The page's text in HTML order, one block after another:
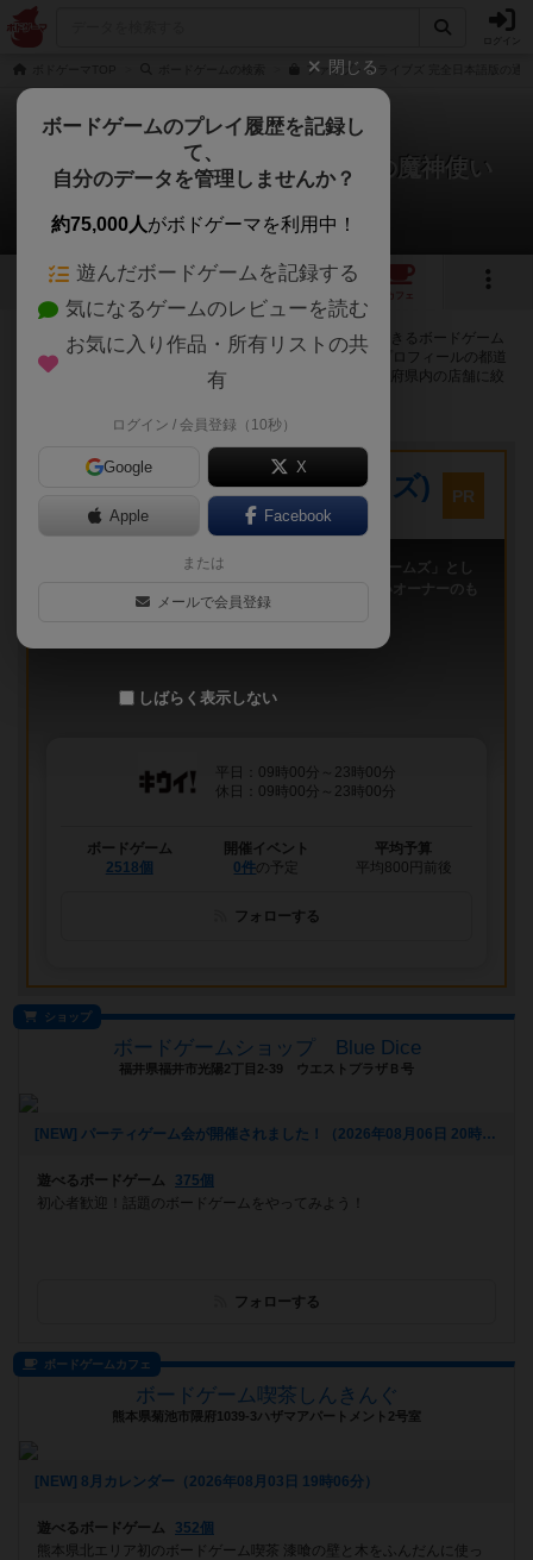
ファイブ・トライブズ 完全日本語版の通
ファイブ・トライブス：ナカラの魔神使い
56店のカフェ/スペースが提供中
5 11
カフェ
ファイブ・トライブス：ナカラの魔神使いで遊ぶことができるボードゲーム
カフェ・プレイスペースが56店登録されています。公開プロフィールの都道
府県が設定されたアカウントでログインすると、同じ都道府県内の店舗に絞
キウイ！(旧:キウイゲームズ)
大阪府大阪市中央区森ノ宮中央2-8-2 永田中央ビル2階
PR
「キウイ！」は、2011年9月大阪日本橋で「キウイゲームズ」とし
てスタートしたボードゲームカフェです。 今は新しいオーナーのも
平日：09時00分～23時00分
休日：09時00分～23時00分
ボードゲーム
2518個
開催イベント
0件の予定
平均予算
平均800円前後
フォローする
ショップ
ボードゲームショップ Blue Dice
福井県福井市光陽2丁目2-39 ウエストプラザＢ号
[NEW] パーティゲーム会が開催されました！（2026年08月06日 20時08分）
遊べるボードゲーム
375個
初心者歓迎！話題のボードゲームをやってみよう！
フォローする
ボードゲームカフェ
ボードゲーム喫茶しんきんぐ
熊本県菊池市隈府1039-3ハザマアパートメント2号室
[NEW] 8月カレンダー（2026年08月03日 19時06分）
遊べるボードゲーム
352個
熊本県北エリア初のボードゲーム喫茶 漆喰の壁と木をふんだんに使っ
閉じる
ボードゲームのプレイ履歴を記録し
て、
自分のデータを管理しませんか？
約75,000人がボドゲーマを利用中！
遊んだボードゲームを記録する
気になるゲームのレビューを読む
お気に入り作品・所有リストの共
有
ログイン / 会員登録（10秒）
Google X
Apple Facebook
または
メールで会員登録
しばらく表示しない